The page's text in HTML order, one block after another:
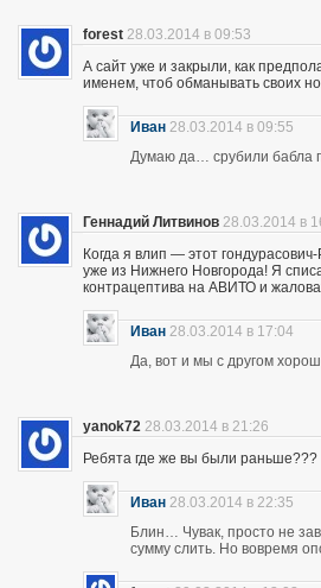
forest 28.03.2014 в 09:53
А сайт уже и закрыли, как
именем, чтоб обманывать своих
Иван 28.03.2014 в 09:55
Думаю да… срубили бабла
Геннадий Литвинов 28.03.2014 в
Когда я влип — этот
уже из Нижнего Новгорода! Я
контрацептива на АВИТО и
Иван 28.03.2014 в 17:04
Да, вот и мы с другом
yanok72 28.03.2014 в 21:26
Ребята где же вы были
Иван 28.03.2014 в 22:35
Блин… Чувак, просто не
сумму слить. Но вовремя